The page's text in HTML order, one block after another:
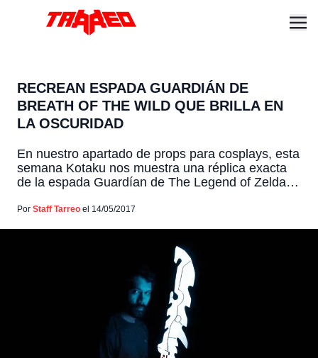
RECREAN ESPADA GUARDIÁN DE
BREATH OF THE WILD QUE BRILLA EN
LA OSCURIDAD
En nuestro apartado de props para cosplays, esta
semana Kotaku nos muestra una réplica exacta
de la espada Guardían de The Legend of Zelda:
oscuridad. Fue creada por Adafruit Industries,
Por Staff Tarreo el 14/05/2017